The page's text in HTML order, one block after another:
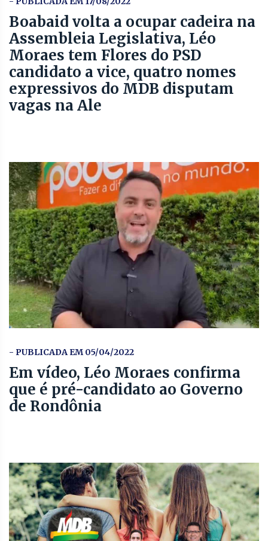
Boabaid volta a ocupar cadeira na
Assembleia Legislativa, Léo
Moraes tem Flores do PSD
candidato a vice, quatro nomes
expressivos do MDB disputam
vagas na Ale
- PUBLICADA EM 05/04/2022
Em vídeo, Léo Moraes confirma
que é pré-candidato ao Governo
de Rondônia